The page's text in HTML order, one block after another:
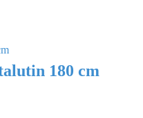
180 cm